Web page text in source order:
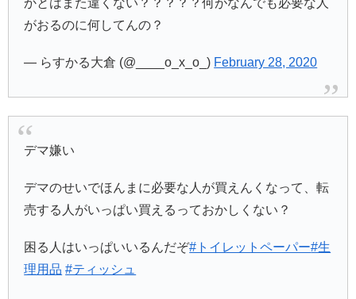
がおるのに何してんの？
— らすかる大倉 (@____o_x_o_) February 28, 2020
デマ嫌い
デマのせいでほんまに必要な人が買えんくなって、転
売する人がいっぱい買えるっておかしくない？
困る人はいっぱいいるんだぞ#トイレットペーパー#生
理用品 #ティッシュ